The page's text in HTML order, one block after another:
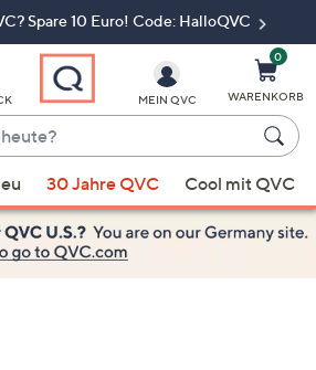
Spare 10 Euro! Code: HalloQVC
MEIN QVC
0
WARENKORB
30 Jahre QVC Cool mit QVC